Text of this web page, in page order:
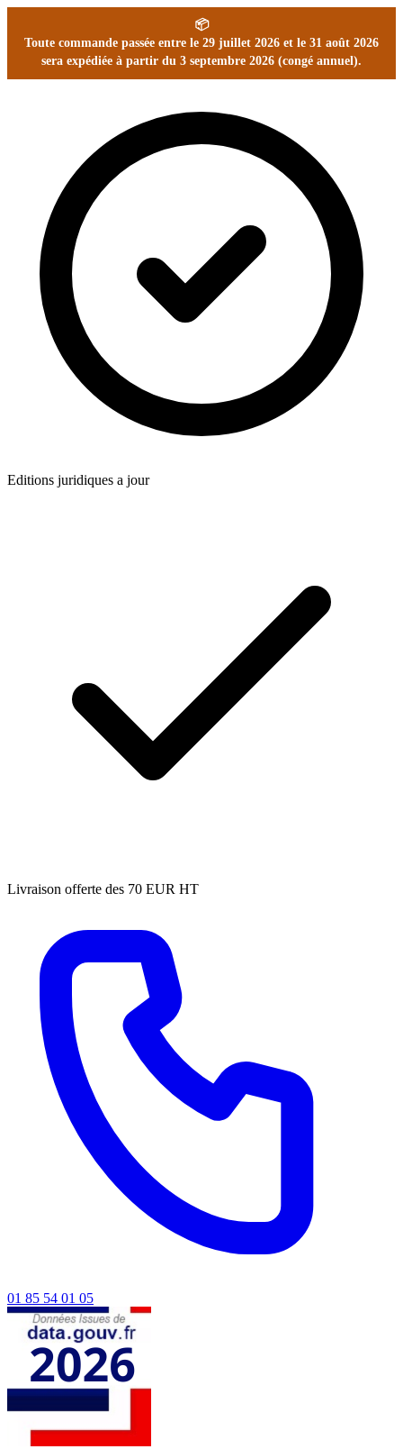
📦
Toute commande passée entre le 29 juillet 2026 et le 31 août 2026
sera expédiée à partir du 3 septembre 2026 (congé annuel).
Editions juridiques a jour
Livraison offerte des 70 EUR HT
01 85 54 01 05